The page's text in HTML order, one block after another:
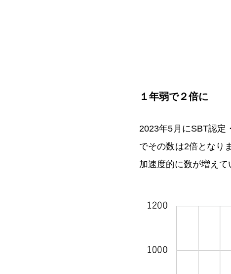
１年弱で２倍に
2023年5月にSBT認定
でその数は2倍となり
加速度的に数が増えて